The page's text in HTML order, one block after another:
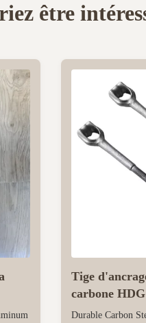
être
Tige
carbone
à chaud
Durable Carbon